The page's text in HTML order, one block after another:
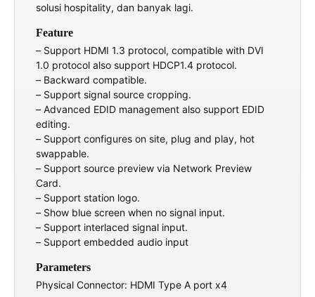
solusi hospitality, dan banyak lagi.
Feature
– Support HDMI 1.3 protocol, compatible with DVI
1.0 protocol also support HDCP1.4 protocol.
– Backward compatible.
– Support signal source cropping.
– Advanced EDID management also support EDID
editing.
– Support configures on site, plug and play, hot
swappable.
– Support source preview via Network Preview
Card.
– Support station logo.
– Show blue screen when no signal input.
– Support interlaced signal input.
– Support embedded audio input
Parameters
Physical Connector: HDMI Type A port x4